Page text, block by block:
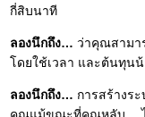
กี่สิบนาที
ลองนึกถึง…ว่าคุณสามา
โดยใช้เวลา และต้นทุน
ลองนึกถึง… การสร้างร